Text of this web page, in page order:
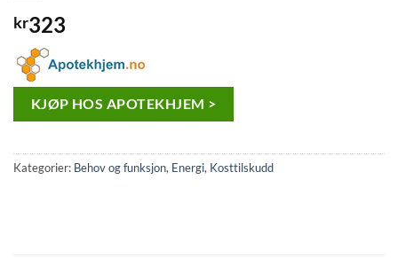
kr323
KJØP HOS APOTEKHJEM >
Kategorier: Behov og funksjon, Energi, Kosttilskudd